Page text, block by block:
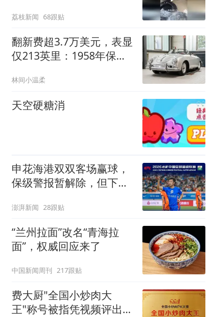
洗衣机自爆
荔枝新闻 68跟贴
翻新费超3.7万美元，表显
仅213英里：1958年保时
林间小温柔
天空硬糖消
申花海港双双客场赢球，
保级警报暂解除，但下一
澎湃新闻 28跟贴
“兰州拉面”改名“青海拉
面”，权威回应来了
中国新闻周刊 217跟贴
费大厨"全国小炒肉大
王"称号被指凭视频评出